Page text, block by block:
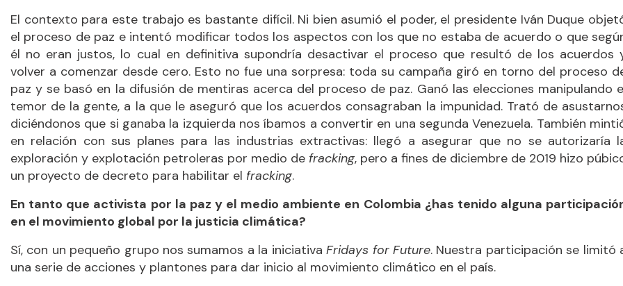
El contexto para este trabajo es bastante difícil. Ni bien asumió el poder, el presidente Iván Duque
el proceso de paz e intentó modificar todos los aspectos con los que no estaba de acuerdo o que
él no eran justos, lo cual en definitiva supondría desactivar el proceso que resultó de los acuerdos
volver a comenzar desde cero. Esto no fue una sorpresa: toda su campaña giró en torno del proceso
paz y se basó en la difusión de mentiras acerca del proceso de paz. Ganó las elecciones manipulando
temor de la gente, a la que le aseguró que los acuerdos consagraban la impunidad. Trató de
diciéndonos que si ganaba la izquierda nos íbamos a convertir en una segunda Venezuela. También
en relación con sus planes para las industrias extractivas: llegó a asegurar que no se autorizaría
exploración y explotación petroleras por medio de fracking, pero a fines de diciembre de 2019 hizo
un proyecto de decreto para habilitar el fracking.
En tanto que activista por la paz y el medio ambiente en Colombia ¿has tenido alguna
en el movimiento global por la justicia climática?
Sí, con un pequeño grupo nos sumamos a la iniciativaFridays for Future. Nuestra participación se limitó
una serie de acciones y plantones para dar inicio al movimiento climático en el país.